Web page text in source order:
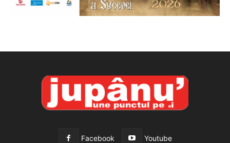
Facebook Youtube